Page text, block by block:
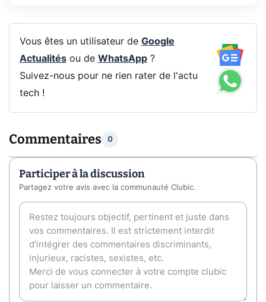
Vous êtes un utilisateur de Google
Actualitésou de WhatsApp?
Suivez-nous pour ne rien rater de l'actu
tech !
Commentaires 0
Participer à la discussion
Partagez votre avis avec la communauté Clubic.